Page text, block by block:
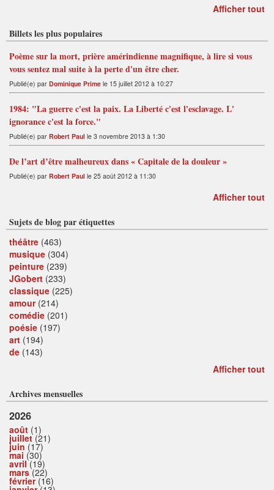
Afficher tout
Billets les plus populaires
Poème sur la mort, prière amérindienne magnifique, à lire si vous
vous sentez mal suite à la perte d'un être cher.
Publié(e) par Dominique Prime le 15 juillet 2012 à 10:27
1984: "La guerre c'est la paix. La Liberté c'est l'esclavage. L'
ignorance c'est la force."
Publié(e) par Robert Paul le 3 novembre 2013 à 1:30
De l’art d’être malheureux dans « Capitale de la douleur »
Publié(e) par Robert Paul le 25 août 2012 à 11:30
Afficher tout
Sujets de blog par étiquettes
théâtre (463)
musique (304)
peinture (239)
JGobert (233)
classique (225)
amour(214)
comédie (201)
poésie (197)
art (194)
de (143)
Afficher tout
Archives mensuelles
2026
août (1)
juillet(21)
juin (17)
mai (30)
avril(19)
mars(22)
février(16)